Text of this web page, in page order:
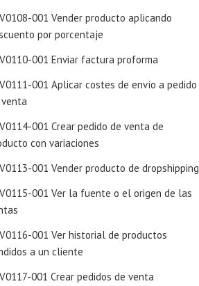
001 Vender producto aplicando
por porcentaje
001 Enviar factura proforma
001 Aplicar costes de envío a pedido
001 Crear pedido de venta de
con variaciones
001 Vender producto de dropshipping
001 Ver la fuente o el origen de las
001 Ver historial de productos
a un cliente
001 Crear pedidos de venta